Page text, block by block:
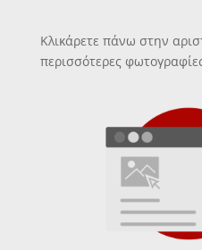
Κλικάρετε πάνω στην
περισσότερες